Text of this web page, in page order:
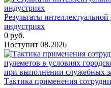
Результаты
индустриях
0 руб.
Поступит 08.2026
Тактика применения